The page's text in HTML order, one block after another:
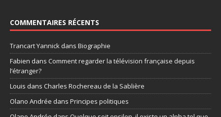
COMMENTAIRES RÉCENTS
Trancart Yannick dans Biographie
Fabien dans Comment regarder la télévision française depuis
l’étranger?
Louis dans Charles Rochereau de la Sablière
Olano Andrée dans Principes politiques